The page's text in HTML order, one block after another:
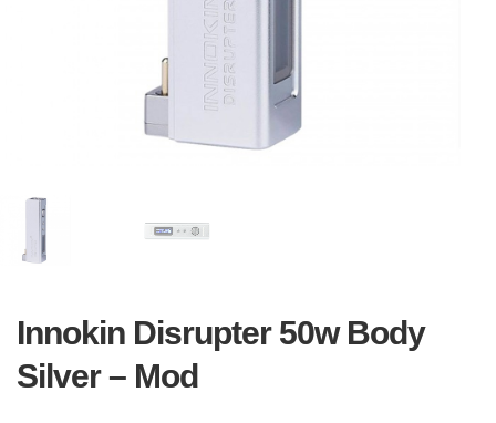
Innokin Disrupter 50w Body
Silver – Mod